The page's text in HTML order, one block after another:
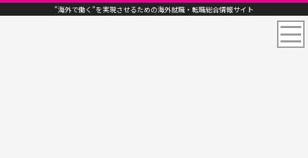
”海外で働く”を実現させるための海外就職・転職総合情報サイト